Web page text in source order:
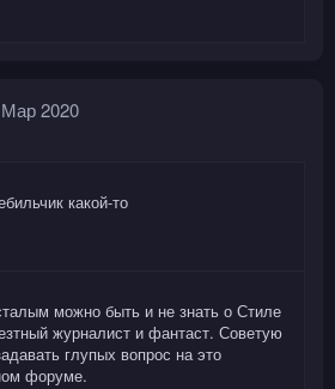
2020
какой-то
можно быть и не знать о Стиле
журналист и фантаст. Советую
глупых вопрос на это
форуме.